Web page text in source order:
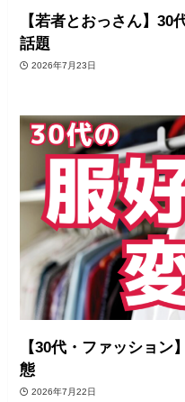
【若者とおっさん】30
話題
2026年7月23日
【30代・ファッション
態
2026年7月22日